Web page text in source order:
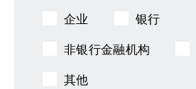
企业
银行
非银行金融机构
其他